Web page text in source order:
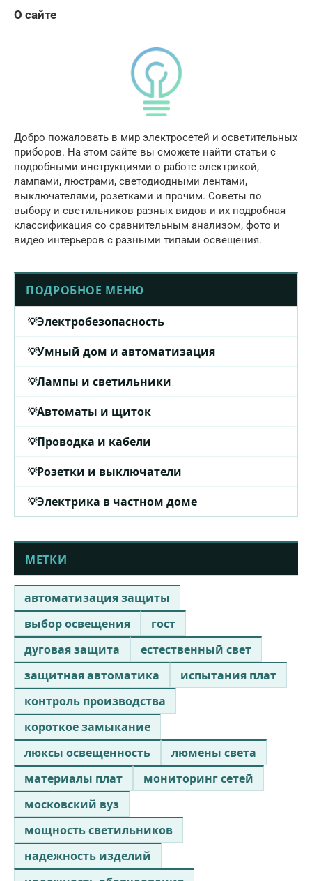
О сайте
Добро пожаловать в мир электросетей и осветительных
приборов. На этом сайте вы сможете найти статьи с
подробными инструкциями о работе электрикой,
лампами, люстрами, светодиодными лентами,
выключателями, розетками и прочим. Советы по
выбору и светильников разных видов и их подробная
классификация со сравнительным анализом, фото и
видео интерьеров с разными типами освещения.
ПОДРОБНОЕ МЕНЮ
Электробезопасность
Умный дом и автоматизация
Лампы и светильники
Автоматы и щиток
Проводка и кабели
Розетки и выключатели
Электрика в частном доме
МЕТКИ
автоматизация защиты
выбор освещения
гост
дуговая защита
естественный свет
защитная автоматика
испытания плат
контроль производства
короткое замыкание
люксы освещенность
люмены света
материалы плат
мониторинг сетей
московский вуз
мощность светильников
надежность изделий